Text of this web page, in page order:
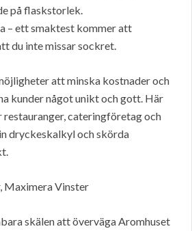
på flaskstorlek.
– ett smaktest kommer att
du inte missar sockret.
att minska kostnader och
kunder något unikt och gott. Här
restauranger, cateringföretag och
dryckeskalkyl och skörda
Maximera Vinster
skälen att överväga Aromhuset